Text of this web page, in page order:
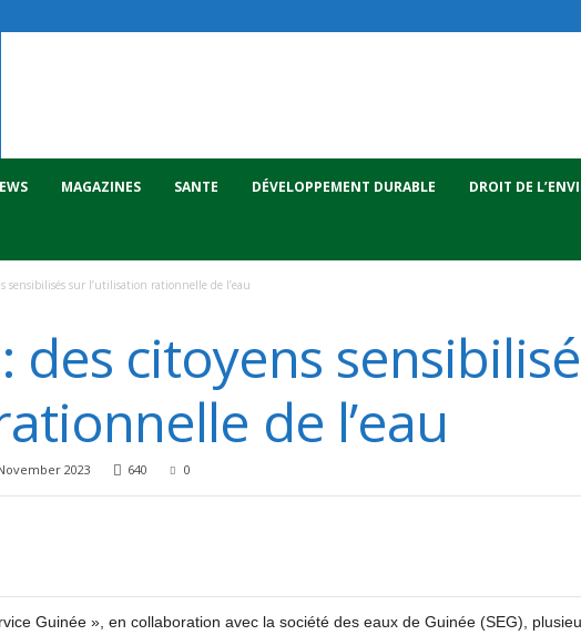
MAGAZINES SANTE DÉVELOPPEMENT DURABLE DROIT DE
sensibilisés sur l’utilisation rationnelle de l’eau
des citoyens
de l’eau
2023 640 0
Guinée », en collaboration avec la société des eaux de Guinée (SEG),